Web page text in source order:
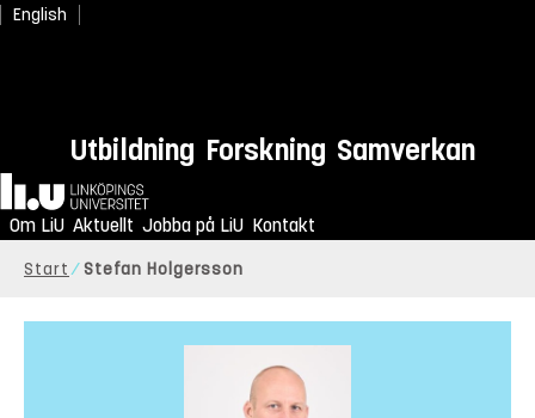
English
Utbildning Forskning Samverkan
Hem
Om LiU Aktuellt Jobba på LiU Kontakt
Start Stefan Holgersson